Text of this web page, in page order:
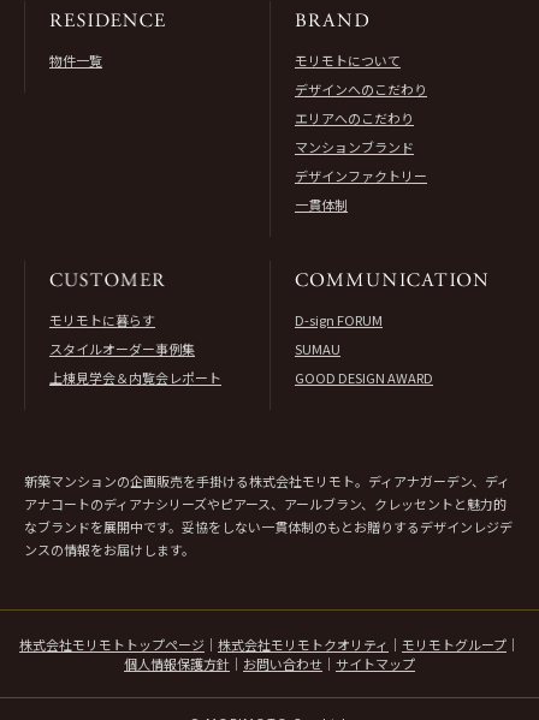
物件一覧
モリモトについて
デザインへのこだわり
エリアへのこだわり
マンションブランド
デザインファクトリー
一貫体制
モリモトに暮らす
スタイルオーダー事例集
上棟見学会＆内覧会レポート
D-sign FORUM
SUMAU
GOOD DESIGN AWARD
新築マンションの企画販売を手掛ける株式会社モリモト。ディアナガーデン、ディ
アナコートのディアナシリーズやピアース、アールブラン、クレッセントと魅力的
なブランドを展開中です。妥協をしない一貫体制のもとお贈りするデザインレジデ
ンスの情報をお届けします。
株式会社モリモトトップページ ｜ 株式会社モリモトクオリティ ｜ モリモトグループ ｜
個人情報保護方針 ｜ お問い合わせ ｜ サイトマップ